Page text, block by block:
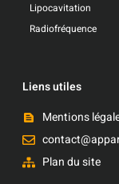
Lipocavitation
Radiofréquence
Liens utiles
Mentions
Plan du site